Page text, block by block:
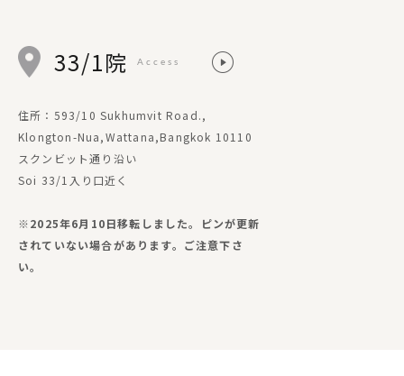
33/1院 Access
住所：593/10 Sukhumvit Road.,
Klongton-Nua,Wattana,Bangkok 10110
スクンビット通り沿い
Soi 33/1入り口近く
※2025年6月10日移転しました。ピンが更新
されていない場合があります。ご注意下さ
い。